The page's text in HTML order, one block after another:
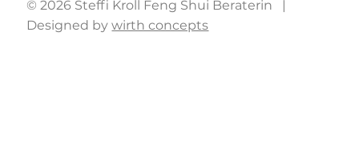
© 2026 Steffi Kroll Feng Shui Beraterin |
Designed bywirth concepts